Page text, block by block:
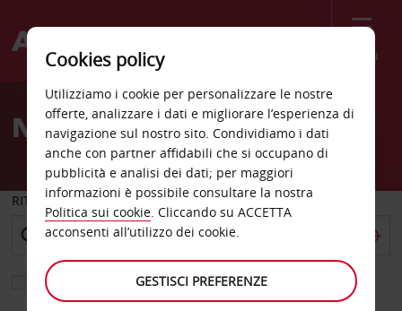
Menù
Welcome
AvisNoleggio auto Platanias
RITIRO DA
Scegli una località di riconsegna diversa
Cookies policy
Utilizziamo i cookie per personalizzare le nostre
offerte, analizzare i dati e migliorare l’esperienza di
navigazione sul nostro sito. Condividiamo i dati
anche con partner affidabili che si occupano di
pubblicità e analisi dei dati; per maggiori
informazioni è possibile consultare la nostra
Politica sui cookie. Cliccando su ACCETTA
acconsenti all’utilizzo dei cookie.
GESTISCI PREFERENZE